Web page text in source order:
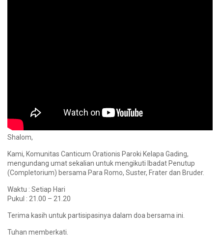
Shalom,
Kami, Komunitas Canticum Orationis Paroki Kelapa Gading,
mengundang umat sekalian untuk mengikuti Ibadat Penutup
(Completorium) bersama Para Romo, Suster, Frater dan Bruder.
Waktu : Setiap Hari
Pukul : 21.00 – 21.20
Terima kasih untuk partisipasinya dalam doa bersama ini.
Tuhan memberkati.